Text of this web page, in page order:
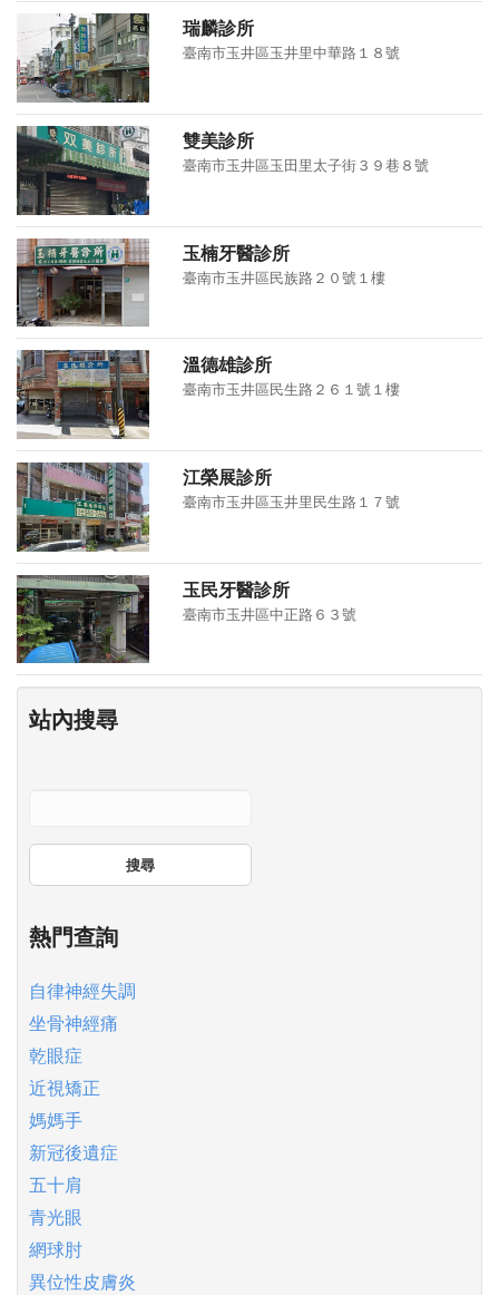
瑞麟診所
臺南市玉井區玉井里中華路１８號
雙美診所
臺南市玉井區玉田里太子街３９巷８號
玉楠牙醫診所
臺南市玉井區民族路２０號１樓
溫德雄診所
臺南市玉井區民生路２６１號１樓
江榮展診所
臺南市玉井區玉井里民生路１７號
玉民牙醫診所
臺南市玉井區中正路６３號
站內搜尋
搜尋
熱門查詢
自律神經失調
坐骨神經痛
乾眼症
近視矯正
媽媽手
新冠後遺症
五十肩
青光眼
網球肘
異位性皮膚炎